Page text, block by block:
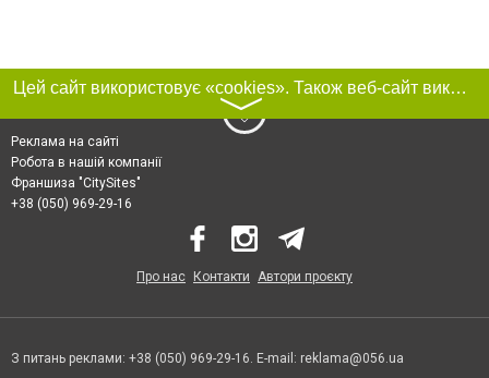
Цей сайт використовує «cookies». Також веб-сайт використовує інтернет-сервіс для збору технічних даних стосовно відвідувачів з метою отримання маркетингової та статистичної інформації. Умови обробки даних відвідувачів сайту див.
〉
Реклама на сайті
Робота в нашій компанії
Франшиза "CitySites"
+38 (050) 969-29-16
Про нас Контакти Автори проєкту
З питань реклами: +38 (050) 969-29-16. E-mail: reklama@056.ua